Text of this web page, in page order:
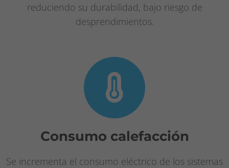
reduciendo su durabilidad, bajo riesgo de
desprendimientos.
Consumo calefacción
Se incrementa el consumo eléctrico de los sistemas